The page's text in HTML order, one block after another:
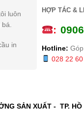
luôn
bá.
in
HỢP TÁC &
: 0
Hotline:
028 22 60
SẢN XUẤT - TP. HỒ